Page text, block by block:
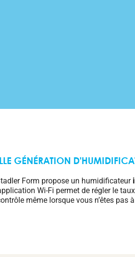
GÉNÉRATION
Form propose un humidificateur
Wi-Fi permet de régler le
même lorsque vous n’êtes pas